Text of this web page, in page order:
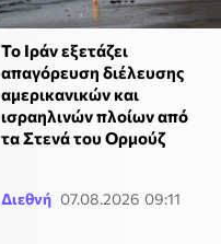
Το Ιράν εξετάζει
απαγόρευση διέλευσης
αμερικανικών και
ισραηλινών πλοίων από
τα Στενά του Ορμούζ
Διεθνή 07.08.2026 09:11